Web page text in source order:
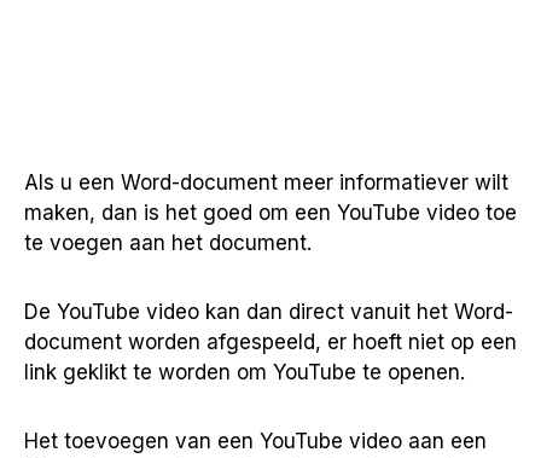
Als u een Word-document meer informatiever wilt
maken, dan is het goed om een YouTube video toe
te voegen aan het document.
De YouTube video kan dan direct vanuit het Word-
document worden afgespeeld, er hoeft niet op een
link geklikt te worden om YouTube te openen.
Het toevoegen van een YouTube video aan een